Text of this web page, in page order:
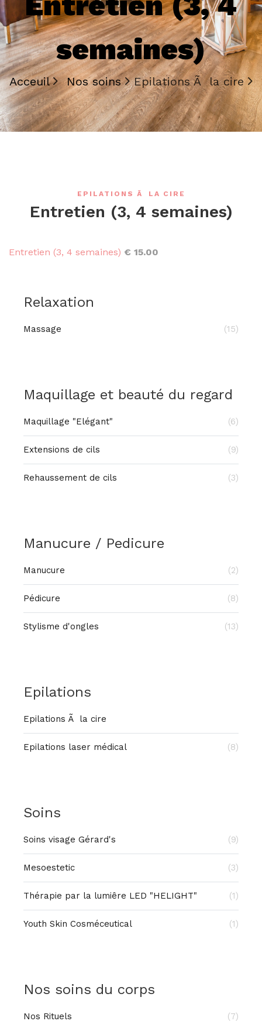
semaines)
Acceuil Nos soins Epilations Ã la cire
EPILATIONS Ã LA CIRE
Entretien (3, 4 semaines)
Entretien (3, 4 semaines) € 15.00
Relaxation
Massage (15)
Maquillage et beauté du regard
Maquillage "Elégant" (6)
Extensions de cils (9)
Rehaussement de cils (3)
Manucure / Pedicure
Manucure (2)
Pédicure (8)
Stylisme d'ongles (13)
Epilations
Epilations Ã la cire
Epilations laser médical (8)
Soins
Soins visage Gérard's (9)
Mesoestetic (3)
Thérapie par la lumiêre LED "HELIGHT" (1)
Youth Skin Cosméceutical (1)
Nos soins du corps
Nos Rituels (7)